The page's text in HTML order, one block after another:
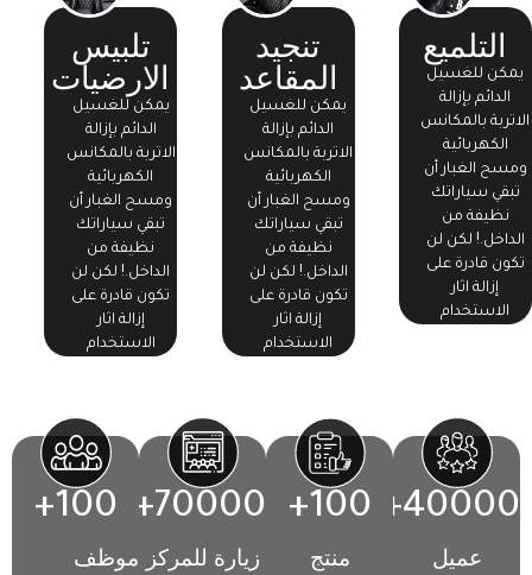
تلبيس
الارضيات
يمكن للغسيل
الدائم بإزالة
الاتربة بالمكانس
الكهربائية
ومسح الغبار أن
تبقي سياراتك
نظيفة من
الداخل.! لكن لن
تكون قادرة على
إزالة اثار
الاستخدام
تنجيد
المقاعد
يمكن للغسيل
الدائم بإزالة
الاتربة بالمكانس
الكهربائية
ومسح الغبار أن
تبقي سياراتك
نظيفة من
الداخل.! لكن لن
تكون قادرة على
إزالة اثار
الاستخدام
التلميع
يمكن للغسيل
الدائم بإزالة
الاتربة بالمكانس
الكهربائية
ومسح الغبار أن
تبقي سياراتك
نظيفة من
الداخل.! لكن لن
تكون قادرة على
إزالة اثار
الاستخدام
عميل
40000
+
منتج
100
+
زيارة للمركز
70000
+
موظف
100
+